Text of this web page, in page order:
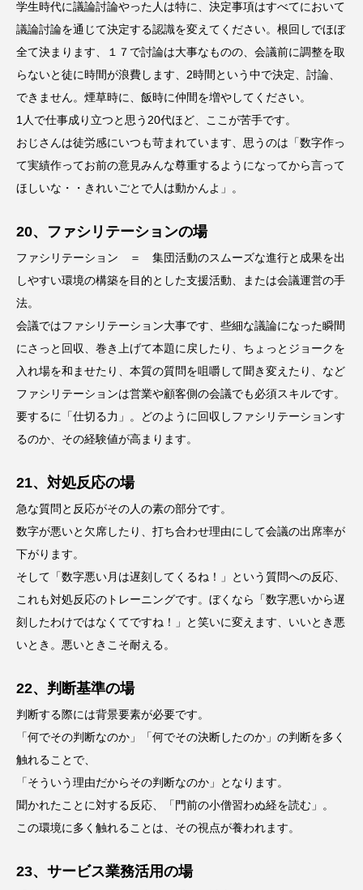
学生時代に議論討論やった人は特に、決定事項はすべてにおいて
議論討論を通じて決定する認識を変えてください。根回しでほぼ
全て決まります、１７で討論は大事なものの、会議前に調整を取
らないと徒に時間が浪費します、2時間という中で決定、討論、
できません。煙草時に、飯時に仲間を増やしてください。
1人で仕事成り立つと思う20代ほど、ここが苦手です。
おじさんは徒労感にいつも苛まれています、思うのは「数字作っ
て実績作ってお前の意見みんな尊重するようになってから言って
ほしいな・・きれいごとで人は動かんよ」。
20、ファシリテーションの場
ファシリテーション ＝ 集団活動のスムーズな進行と成果を出
しやすい環境の構築を目的とした支援活動、または会議運営の手
法。
会議ではファシリテーション大事です、些細な議論になった瞬間
にさっと回収、巻き上げて本題に戻したり、ちょっとジョークを
入れ場を和ませたり、本質の質問を咀嚼して聞き変えたり、など
ファシリテーションは営業や顧客側の会議でも必須スキルです。
要するに「仕切る力」。どのように回収しファシリテーションす
るのか、その経験値が高まります。
21、対処反応の場
急な質問と反応がその人の素の部分です。
数字が悪いと欠席したり、打ち合わせ理由にして会議の出席率が
下がります。
そして「数字悪い月は遅刻してくるね！」という質問への反応、
これも対処反応のトレーニングです。ぼくなら「数字悪いから遅
刻したわけではなくてですね！」と笑いに変えます、いいとき悪
いとき。悪いときこそ耐える。
22、判断基準の場
判断する際には背景要素が必要です。
「何でその判断なのか」「何でその決断したのか」の判断を多く
触れることで、
「そういう理由だからその判断なのか」となります。
聞かれたことに対する反応、「門前の小僧習わぬ経を読む」。
この環境に多く触れることは、その視点が養われます。
23、サービス業務活用の場